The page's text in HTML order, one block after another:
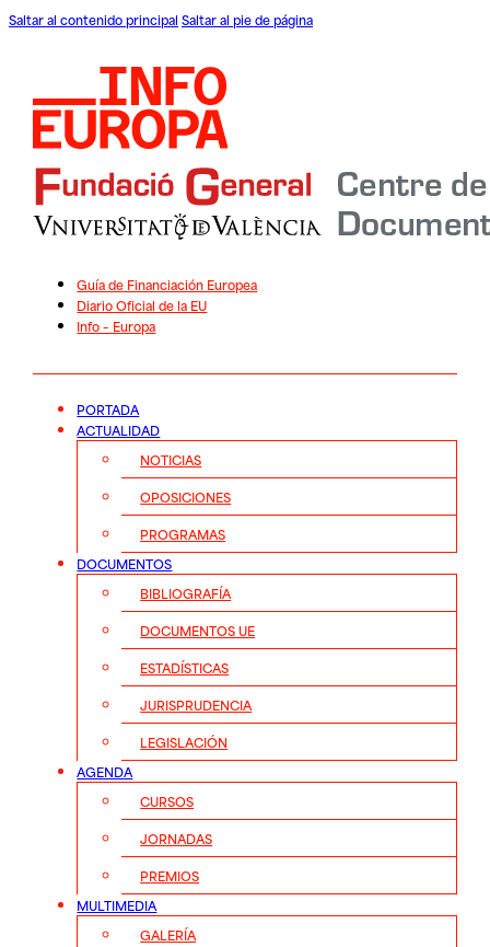
Saltar al contenido principal Saltar al pie de página
Guía de Financiación Europea
Diario Oficial de la EU
Info – Europa
PORTADA
ACTUALIDAD
NOTICIAS
OPOSICIONES
PROGRAMAS
DOCUMENTOS
BIBLIOGRAFÍA
DOCUMENTOS UE
ESTADÍSTICAS
JURISPRUDENCIA
LEGISLACIÓN
AGENDA
CURSOS
JORNADAS
PREMIOS
MULTIMEDIA
GALERÍA